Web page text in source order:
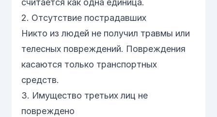
считается как одна единица.
2. Отсутствие пострадавших
Никто из людей не получил травмы или
телесных повреждений. Повреждения
касаются только транспортных
средств.
3. Имущество третьих лиц не
повреждено